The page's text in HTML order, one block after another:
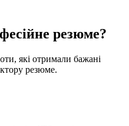
резюме?
які отримали бажані
резюме.